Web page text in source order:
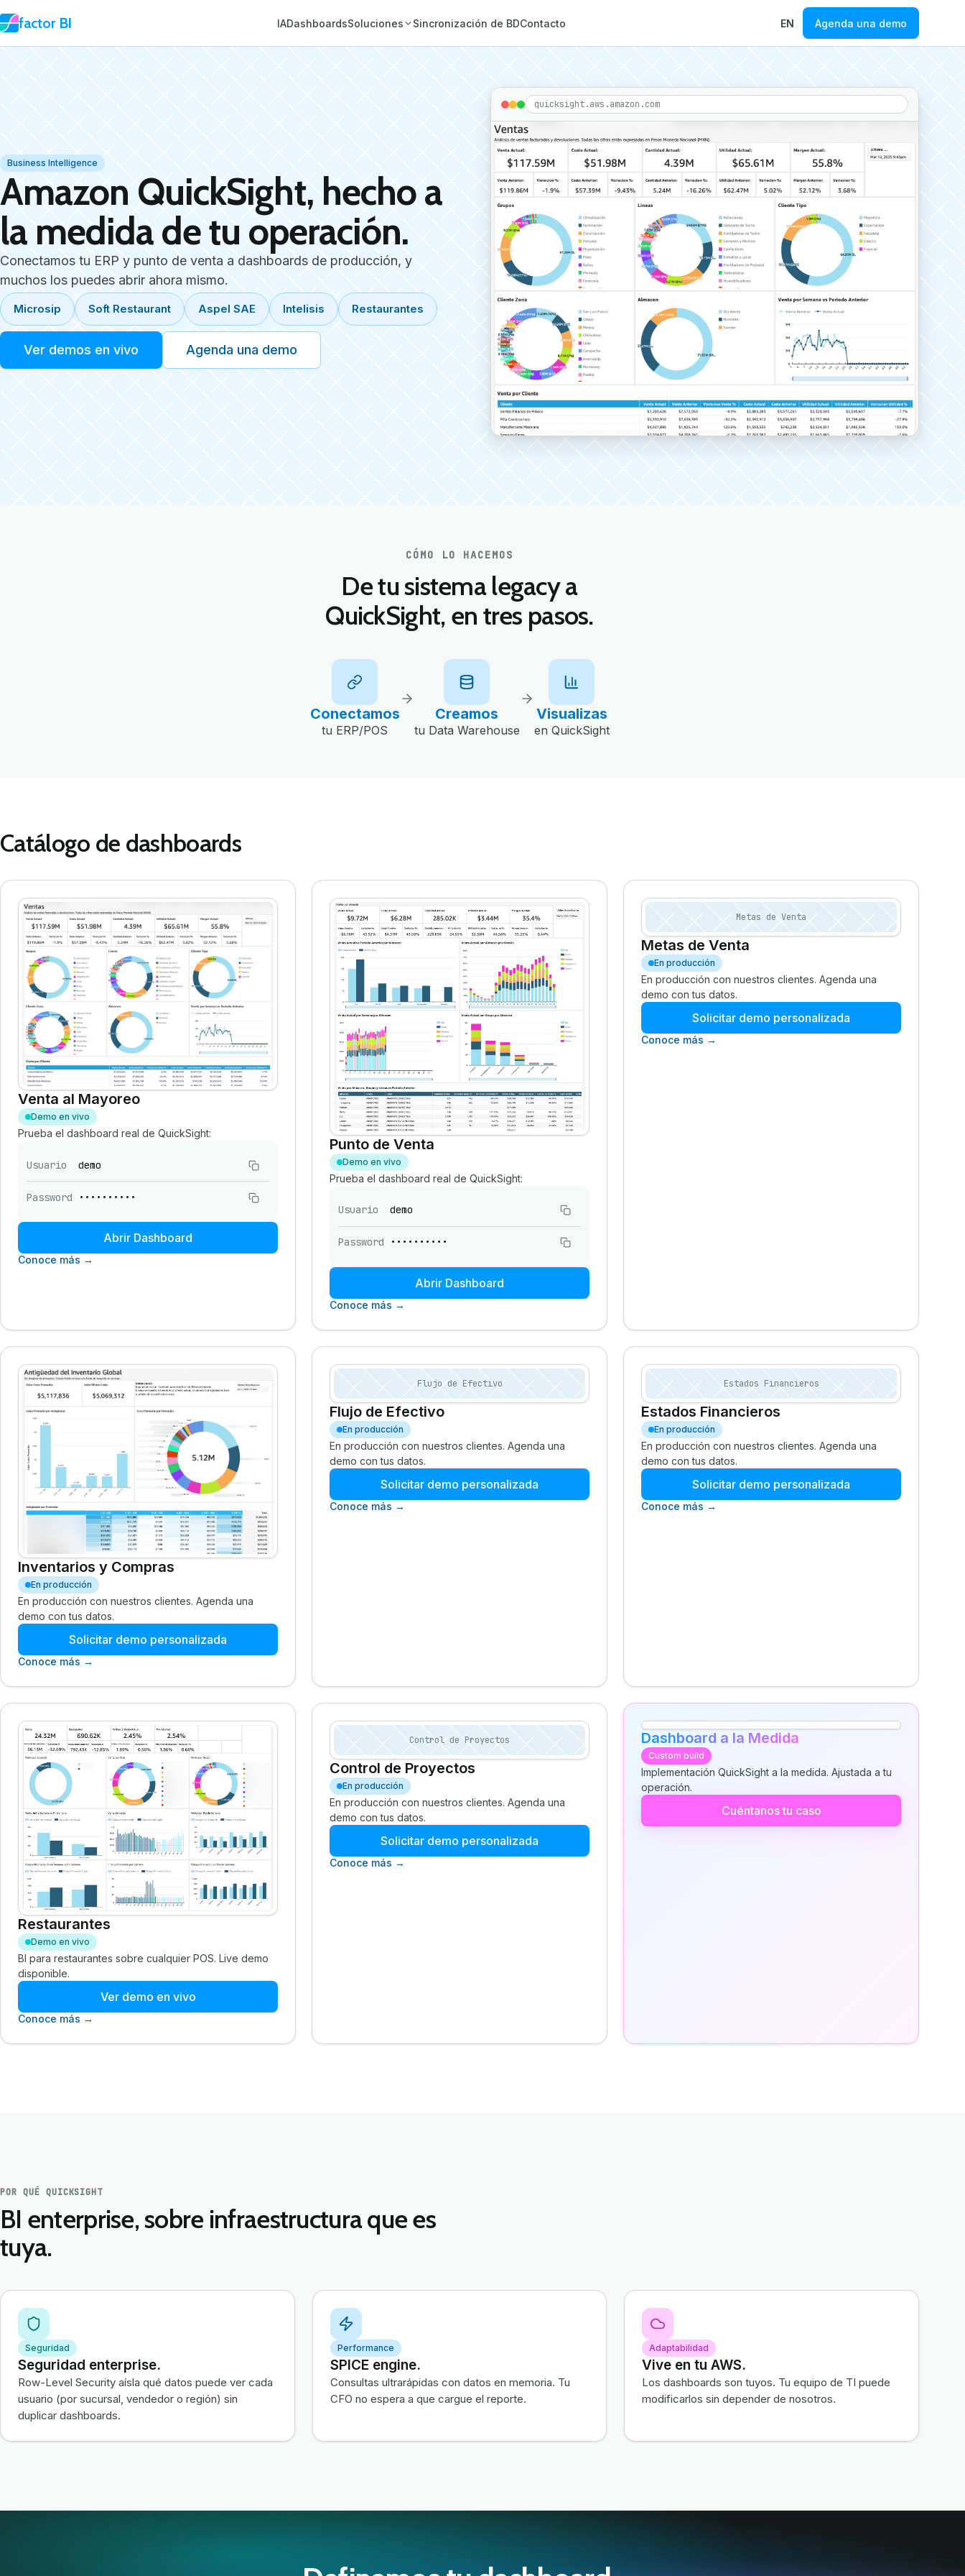
factor BI IADashboardsSoluciones Sincronización de BDContacto EN Agenda una demo
Business Intelligence
Amazon QuickSight, hecho a
la medida de tu operación.
Conectamos tu ERP y punto de venta a dashboards de producción, y
muchos los puedes abrir ahora mismo.
Microsip Soft Restaurant Aspel SAE Intelisis Restaurantes
Ver demos en vivo Agenda una demo
quicksight.aws.amazon.com
CÓMO LO HACEMOS
De tu sistema legacy a
QuickSight, en tres pasos.
Conectamos
tu ERP/POS
Creamos
tu Data Warehouse
Visualizas
en QuickSight
Catálogo de dashboards
Venta al Mayoreo
Demo en vivo
Prueba el dashboard real de QuickSight:
Usuario demo
Password ••••••••••
Abrir Dashboard
Conoce más →
Punto de Venta
Demo en vivo
Prueba el dashboard real de QuickSight:
Usuario demo
Password ••••••••••
Abrir Dashboard
Conoce más →
Metas de Venta
Metas de Venta
En producción
En producción con nuestros clientes. Agenda una
demo con tus datos.
Solicitar demo personalizada
Conoce más →
Inventarios y Compras
En producción
En producción con nuestros clientes. Agenda una
demo con tus datos.
Solicitar demo personalizada
Conoce más →
Flujo de Efectivo
Flujo de Efectivo
En producción
En producción con nuestros clientes. Agenda una
demo con tus datos.
Solicitar demo personalizada
Conoce más →
Estados Financieros
Estados Financieros
En producción
En producción con nuestros clientes. Agenda una
demo con tus datos.
Solicitar demo personalizada
Conoce más →
Restaurantes
Demo en vivo
BI para restaurantes sobre cualquier POS. Live demo
disponible.
Ver demo en vivo
Conoce más →
Control de Proyectos
Control de Proyectos
En producción
En producción con nuestros clientes. Agenda una
demo con tus datos.
Solicitar demo personalizada
Conoce más →
Dashboard a la Medida
Custom build
Implementación QuickSight a la medida. Ajustada a tu
operación.
Cuéntanos tu caso
POR QUÉ QUICKSIGHT
BI enterprise, sobre infraestructura que es
tuya.
Seguridad
Seguridad enterprise.
Row-Level Security aísla qué datos puede ver cada
usuario (por sucursal, vendedor o región) sin
duplicar dashboards.
Performance
SPICE engine.
Consultas ultrarápidas con datos en memoria. Tu
CFO no espera a que cargue el reporte.
Adaptabilidad
Vive en tu AWS.
Los dashboards son tuyos. Tu equipo de TI puede
modificarlos sin depender de nosotros.